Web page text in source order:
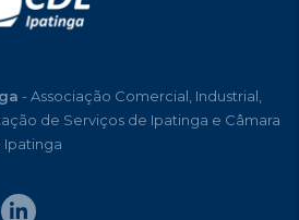
- Associação Comercial, Industrial,
de Serviços de Ipatinga e Câmara
Ipatinga